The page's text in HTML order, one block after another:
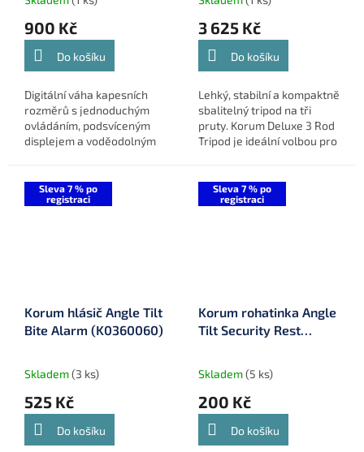
900 Kč
Do košíku
Digitální váha kapesních
rozměrů s jednoduchým
ovládáním, podsvíceným
displejem a voděodolným
vážení ryb do 30 kg, který
se vejde do...
3 625 Kč
Do košíku
Lehký, stabilní a kompaktně
sbalitelný tripod na tři
pruty. Korum Deluxe 3 Rod
Tripod je ideální volbou pro
sestavení a chytrá...
Sleva 7 % po
registraci
Korum hlásič Angle Tilt
Bite Alarm (K0360060)
Skladem(3 ks)
525 Kč
Do košíku
Sleva 7 % po
registraci
Korum rohatinka Angle
Tilt Security Rest
Skladem(5 ks)
200 Kč
Do košíku